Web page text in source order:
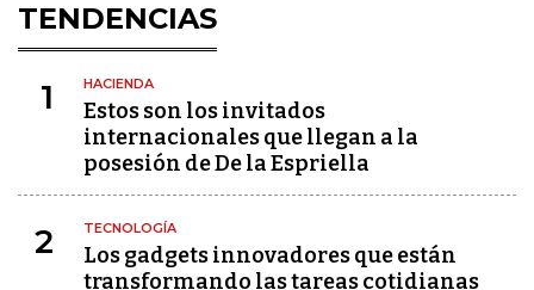
TENDENCIAS
1 HACIENDA
Estos son los invitados
internacionales que llegan a la
posesión de De la Espriella
2 TECNOLOGÍA
Los gadgets innovadores que están
transformando las tareas cotidianas